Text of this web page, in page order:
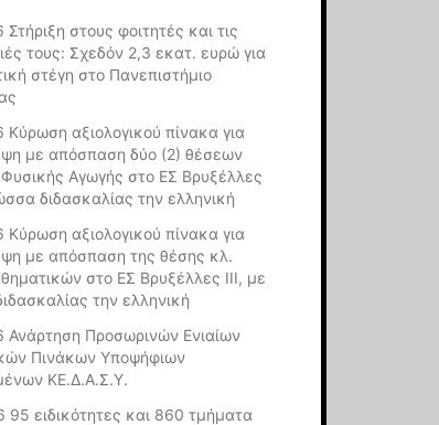
στους φοιτητές και τις
τους: Σχεδόν 2,3 εκατ. ευρώ για
στέγη στο Πανεπιστήμιο
αξιολογικού πίνακα για
με απόσπαση δύο (2) θέσεων
Αγωγής στο ΕΣ Βρυξέλλες
διδασκαλίας την ελληνική
αξιολογικού πίνακα για
με απόσπαση της θέσης κλ.
στο ΕΣ Βρυξέλλες ΙΙΙ, με
την ελληνική
Ανάρτηση Προσωρινών Ενιαίων
Πινάκων Υποψήφιων
ΚΕ.Δ.Α.Σ.Υ.
ειδικότητες και 860 τμήματα